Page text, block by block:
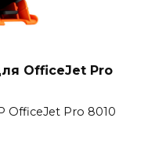
OfficeJet Pro
OfficeJet Pro 8010